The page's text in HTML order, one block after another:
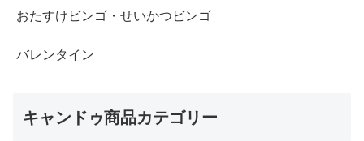
おたすけビンゴ・せいかつビンゴ
バレンタイン
キャンドゥ商品カテゴリー